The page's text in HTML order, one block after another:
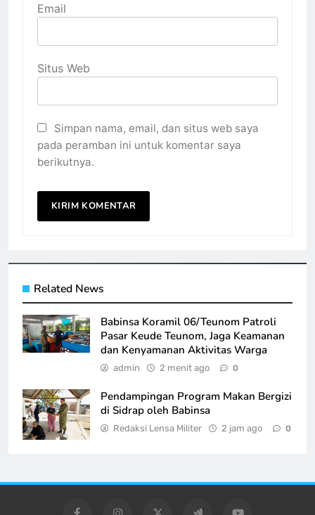
Email
Situs Web
Simpan nama, email, dan situs web saya
pada peramban ini untuk komentar saya
berikutnya.
Related News
Babinsa Koramil 06/Teunom Patroli
Pasar Keude Teunom, Jaga Keamanan
dan Kenyamanan Aktivitas Warga
admin 2 menit ago 0
Pendampingan Program Makan Bergizi
di Sidrap oleh Babinsa
Redaksi Lensa Militer 2 jam ago 0